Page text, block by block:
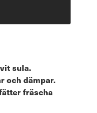
sula.
och dämpar.
fräscha